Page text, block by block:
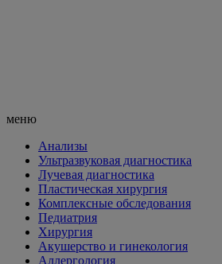
меню
Анализы
Ультразвуковая диагностика
Лучевая диагностика
Пластическая хирургия
Комплексные обследования
Педиатрия
Хирургия
Акушерство и гинекология
Аллергология